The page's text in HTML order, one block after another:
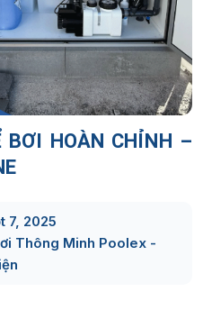
BƠI HOÀN CHỈNH –
7, 2025
Thông Minh Poolex -